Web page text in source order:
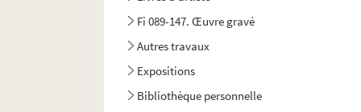
Fi 089-147. Œuvre gravé
Autres travaux
Expositions
Bibliothèque personnelle